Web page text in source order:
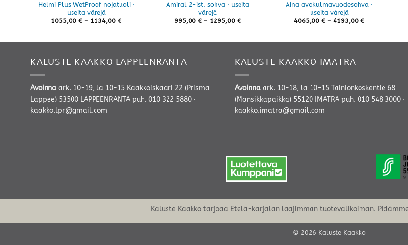
Helmi Plus WetProof nojatuoli ·
useita värejä
1055,00 € – 1134,00 €Hintaluokka:
Amiral 2-ist. sohva · useita
värejä
995,00 € – 1295,00 €Hintaluokka:
Aina avokulmavuodesohva ·
useita värejä
4065,00 € – 4193,00 €Hintaluokka:
KALUSTE KAAKKO LAPPEENRANTA
Avoinna ark. 10-19, la 10-15 Kaakkoiskaari 22 (Prisma
Lappee) 53500 LAPPEENRANTA puh. 010 322 5880 ·
kaakko.lpr@gmail.com
KALUSTE KAAKKO IMATRA
Avoinnaark. 10–18, la 10–15 Tainionkoskentie 68
(Mansikkapaikka) 55120 IMATRA puh. 010 548 3000·
kaakko.imatra@gmail.com
Kaluste Kaakko tarjoaa Etelä-karjalan laajimman tuotevalikoiman.
© 2026 Kaluste Kaakko